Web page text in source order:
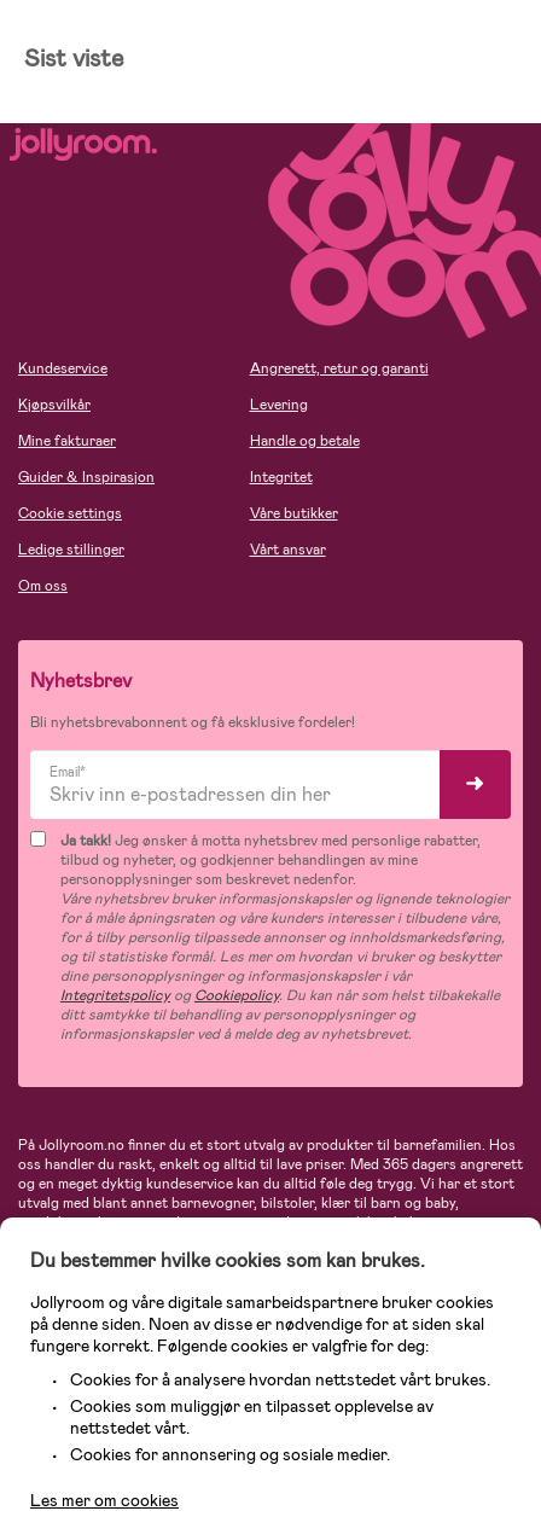
Sist viste
Kundeservice
Kjøpsvilkår
Mine fakturaer
Guider & Inspirasjon
Cookie settings
Ledige stillinger
Om oss
Angrerett, retur og garanti
Levering
Handle og betale
Integritet
Våre butikker
Vårt ansvar
Nyhetsbrev
Bli nyhetsbrevabonnent og få eksklusive fordeler!
Email*
Ja takk!Jeg ønsker å motta nyhetsbrev med personlige rabatter,
tilbud og nyheter, og godkjenner behandlingen av mine
personopplysninger som beskrevet nedenfor.
Våre nyhetsbrev bruker informasjonskapsler og lignende teknologier
for å måle åpningsraten og våre kunders interesser i tilbudene våre,
for å tilby personlig tilpassede annonser og innholdsmarkedsføring,
og til statistiske formål. Les mer om hvordan vi bruker og beskytter
dine personopplysninger og informasjonskapsler i vår
IntegritetspolicyogCookiepolicy. Du kan når som helst tilbakekalle
ditt samtykke til behandling av personopplysninger og
informasjonskapsler ved å melde deg av nyhetsbrevet.
På Jollyroom.no finner du et stort utvalg av produkter til barnefamilien. Hos
oss handler du raskt, enkelt og alltid til lave priser. Med 365 dagers angrerett
og en meget dyktig kundeservice kan du alltid føle deg trygg. Vi har et stort
utvalg med blant annet barnevogner, bilstoler, klær til barn og baby,
produkter til mor, mengder av inspirerende interiør, leker, babyustyr og mye
Maxi-Cosi, Baby Jogger, BabyBjörn, Didriksons, KidKraft, Ergobaby, Philips
største nettbutikk for barn og baby!
Du bestemmer hvilke cookies som kan brukes.
Jollyroom og våre digitale samarbeidspartnere bruker cookies
på denne siden. Noen av disse er nødvendige for at siden skal
fungere korrekt. Følgende cookies er valgfrie for deg:
Cookies for å analysere hvordan nettstedet vårt brukes.
Cookies som muliggjør en tilpasset opplevelse av
nettstedet vårt.
Cookies for annonsering og sosiale medier.
Les mer om cookies